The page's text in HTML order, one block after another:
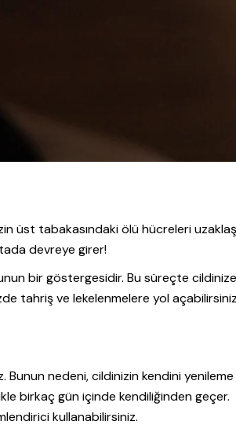
üst tabakasındaki ölü hücreleri
devreye girer!
bir göstergesidir. Bu süreçte
tahriş ve lekelenmelere yol
Bunun nedeni, cildinizin kendini yenileme
birkaç gün içinde kendiliğinden geçer.
kullanabilirsiniz.